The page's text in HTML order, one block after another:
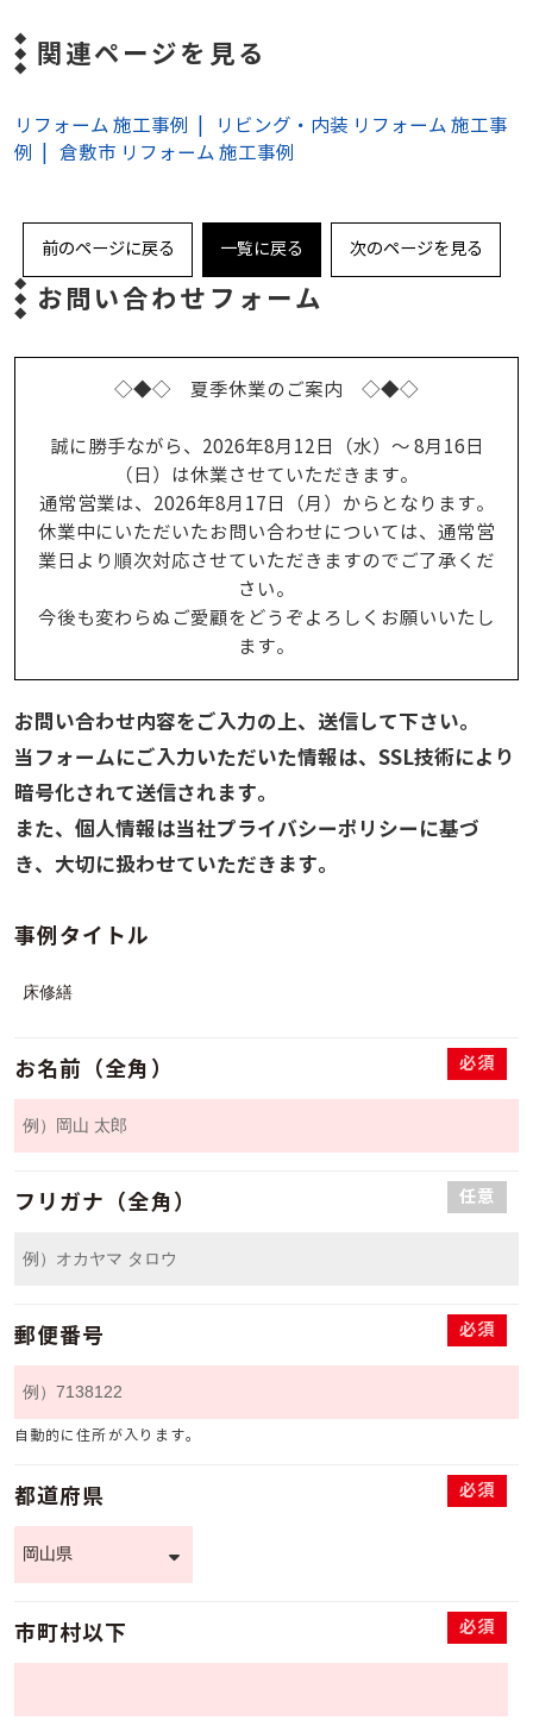
関連ページを見る
リフォーム 施工事例
リビング・内装 リフォーム 施工事
例
倉敷市 リフォーム 施工事例
前のページに戻る 一覧に戻る 次のページを見る
お問い合わせフォーム
◇◆◇ 夏季休業のご案内 ◇◆◇
誠に勝手ながら、2026年8月12日（水）～ 8月16日
（日）は休業させていただきます。
通常営業は、2026年8月17日（月）からとなります。
休業中にいただいたお問い合わせについては、通常営
業日より順次対応させていただきますのでご了承くだ
さい。
今後も変わらぬご愛顧をどうぞよろしくお願いいたし
ます。
お問い合わせ内容をご入力の上、送信して下さい。
当フォームにご入力いただいた情報は、SSL技術により
暗号化されて送信されます。
また、個人情報は当社プライバシーポリシーに基づ
き、大切に扱わせていただきます。
事例タイトル
お名前（全角） 必須
フリガナ（全角） 任意
郵便番号 必須
自動的に住所が入ります。
都道府県 必須
市町村以下 必須